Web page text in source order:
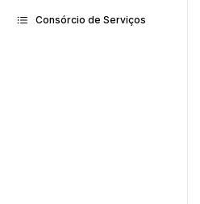
Consórcio de Serviços